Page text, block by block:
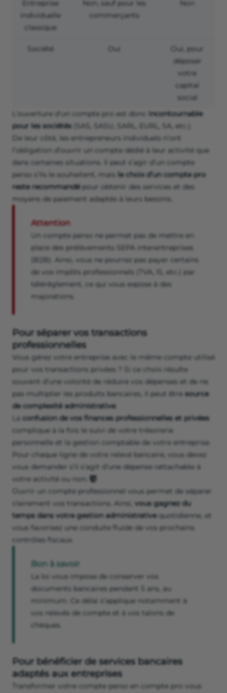
Entreprise
individuelle
classique
Non, sauf pour les
commerçants
Non
Société Oui
Oui, pour
déposer
votre
capital
social
L'ouverture d'un compte pro est donc
incontournable
pour les sociétés (SAS, SASU, SARL, EURL, SA, etc.).
De leur côté, les entrepreneurs individuels n’ont
l’obligation d’ouvrir un compte dédié à leur activité que
dans certaines situations. Il peut s’agir d’un compte
perso s’ils le souhaitent, mais le choix d’un compte pro
reste recommandé pour obtenir des services et des
moyens de paiement adaptés à leurs besoins.
Attention
Un compte perso ne permet pas de mettre en
place des prélèvements SEPA interentreprises
(B2B). Ainsi, vous ne pourrez pas payer certains
de vos impôts professionnels (TVA, IS, etc.) par
télérèglement, ce qui vous expose à des
majorations.
Pour séparer vos transactions
professionnelles
Vous gérez votre entreprise avec le même compte utilisé
pour vos transactions privées ? Si ce choix résulte
souvent d’une volonté de réduire vos dépenses et de ne
pas multiplier les produits bancaires, il peut être source
de complexité administrative.
La confusion de vos finances professionnelles et privées
complique à la fois le suivi de votre trésorerie
personnelle et la gestion comptable de votre entreprise.
Pour chaque ligne de votre relevé bancaire, vous devez
vous demander s’il s’agit d’une dépense rattachable à
votre activité ou non. 🤯
Ouvrir un compte professionnel vous permet de séparer
clairement vos transactions. Ainsi, vous gagnez du
temps dans votre gestion administrativequotidienne, et
vous favorisez une conduite fluide de vos prochains
contrôles fiscaux.
Bon à savoir
La loi vous impose de conserver vos
documents bancaires pendant 5 ans, au
minimum. Ce délai s’applique notamment à
vos relevés de compte et à vos talons de
chèques.
Pour bénéficier de services bancaires
adaptés aux entreprises
Transformer votre compte perso en compte pro vous